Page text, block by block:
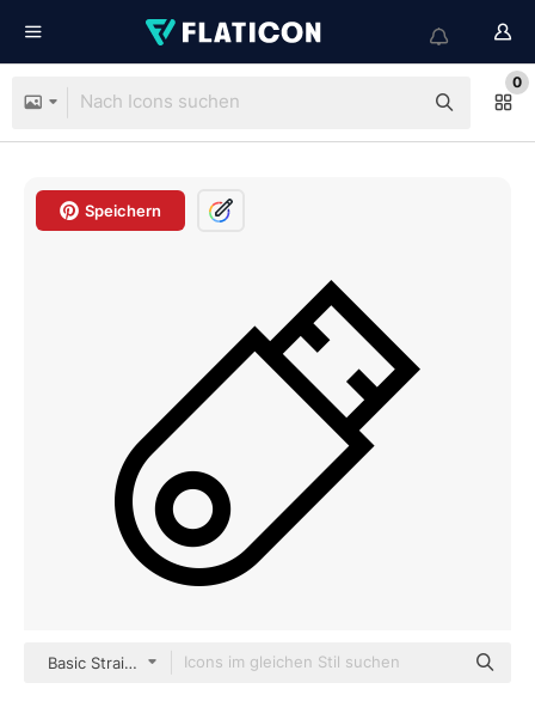
0
Speichern
Basic Straight Lineal